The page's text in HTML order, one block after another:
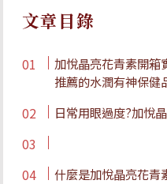
文章目錄
加悅晶亮花青素開箱
推薦的水潤有神保健
日常用眼過度?加悅
什麼是加悅晶亮花青